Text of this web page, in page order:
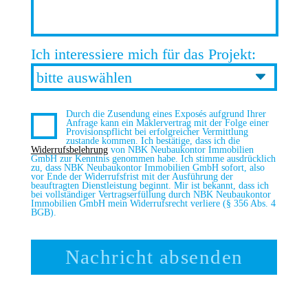
Ich interessiere mich für das Projekt:
Durch die Zusendung eines Exposés aufgrund Ihrer
Anfrage kann ein Maklervertrag mit der Folge einer
Provisionspflicht bei erfolgreicher Vermittlung
zustande kommen. Ich bestätige, dass ich die
Widerrufsbelehrungvon NBK Neubaukontor Immobilien
GmbH zur Kenntnis genommen habe. Ich stimme ausdrücklich
zu, dass NBK Neubaukontor Immobilien GmbH sofort, also
vor Ende der Widerrufsfrist mit der Ausführung der
beauftragten Dienstleistung beginnt. Mir ist bekannt, dass ich
bei vollständiger Vertragserfüllung durch NBK Neubaukontor
Immobilien GmbH mein Widerrufsrecht verliere (§ 356 Abs. 4
BGB).